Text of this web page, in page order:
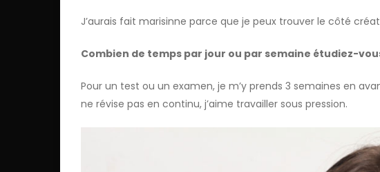
J’aurais fait marisinne parce que je peux trouver le côté
Combien de temps par jour ou par semaine étudiez-
Pour un test ou un examen, je m’y prends 3 semaines en
ne révise pas en continu, j’aime travailler sous pression.